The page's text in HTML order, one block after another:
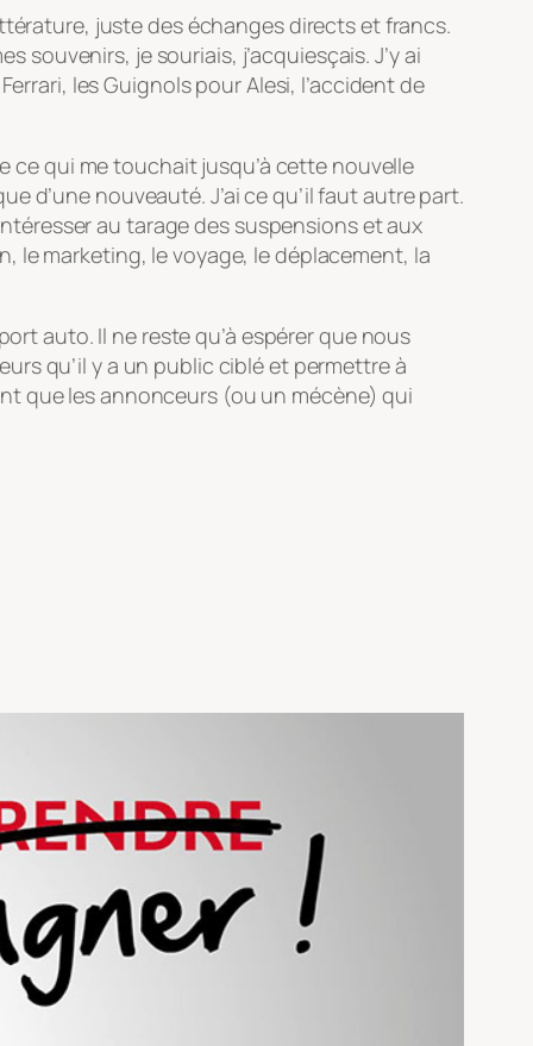
juste des échanges directs et francs.
souvenirs, je souriais, j’acquiesçais. J’y ai
les Guignols pour Alesi, l’accident de
ce qui me touchait jusqu’à cette nouvelle
d’une nouveauté. J’ai ce qu’il faut autre part.
au tarage des suspensions et aux
le marketing, le voyage, le déplacement, la
auto. Il ne reste qu’à espérer que nous
qu’il y a un public ciblé et permettre à
que les annonceurs (ou un mécène) qui